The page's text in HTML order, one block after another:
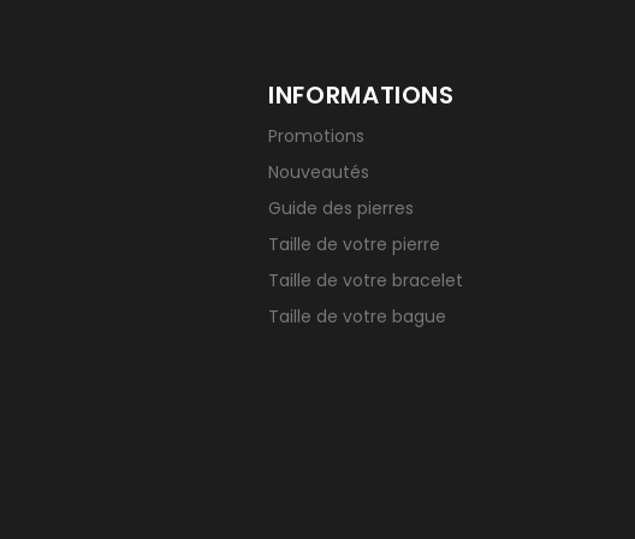
INFORMATIONS
Promotions
Nouveautés
Guide des pierres
Taille de votre pierre
Taille de votre bracelet
Taille de votre bague